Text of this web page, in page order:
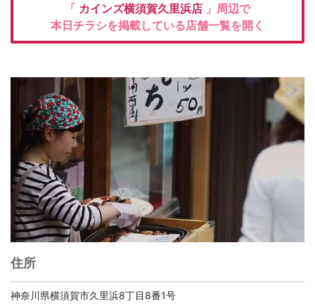
「 カインズ横須賀久里浜店 」周辺で
本日チラシを掲載している店舗一覧を開く
住所
神奈川県横須賀市久里浜8丁目8番1号